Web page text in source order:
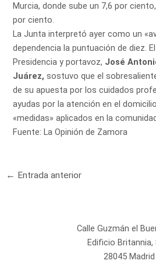
Murcia, donde sube un 7,6 por
por ciento.
La Junta interpretó ayer como un
dependencia la puntuación de diez.
Presidencia y portavoz, José
Juárez, sostuvo que el
de su apuesta por los cuidados
ayudas por la atención en el
«medidas» aplicados en la
Fuente:La Opinión de Zamora
← Entrada anterior
Calle Guzmán el
Edificio Britannia,
28045 Madrid